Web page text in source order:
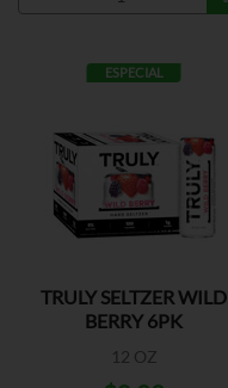
ESPECIAL
TRULY SELTZER WILD
BERRY 6PK
12 OZ